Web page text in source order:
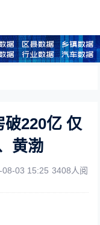
220亿 仅
黄渤
08-03 15:25 3408人阅